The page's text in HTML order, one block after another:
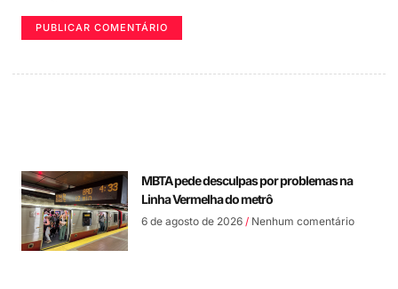
MBTA pede desculpas por problemas na
Linha Vermelha do metrô
6 de agosto de 2026 Nenhum comentário